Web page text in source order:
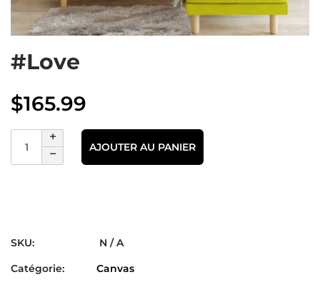
#Love
$165.99
AJOUTER AU PANIER
SKU:
N / A
Catégorie:
Canvas